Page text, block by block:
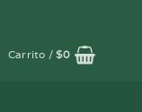
Carrito /$0